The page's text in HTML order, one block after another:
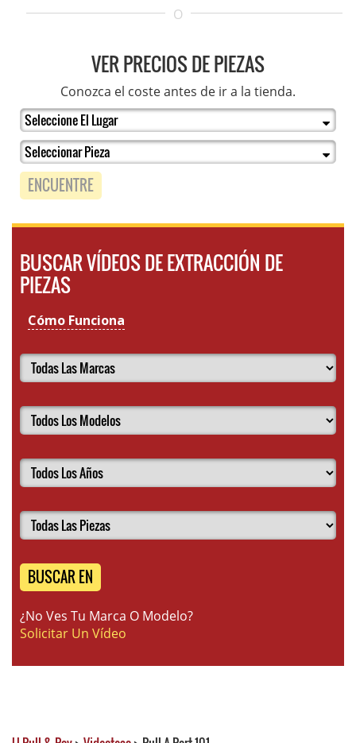
O
VER PRECIOS DE PIEZAS
Conozca el coste antes de ir a la tienda.
ENCUENTRE
BUSCAR VÍDEOS DE EXTRACCIÓN DE
PIEZAS
Cómo Funciona
BUSCAR EN
¿No Ves Tu Marca O Modelo?
Solicitar Un Vídeo